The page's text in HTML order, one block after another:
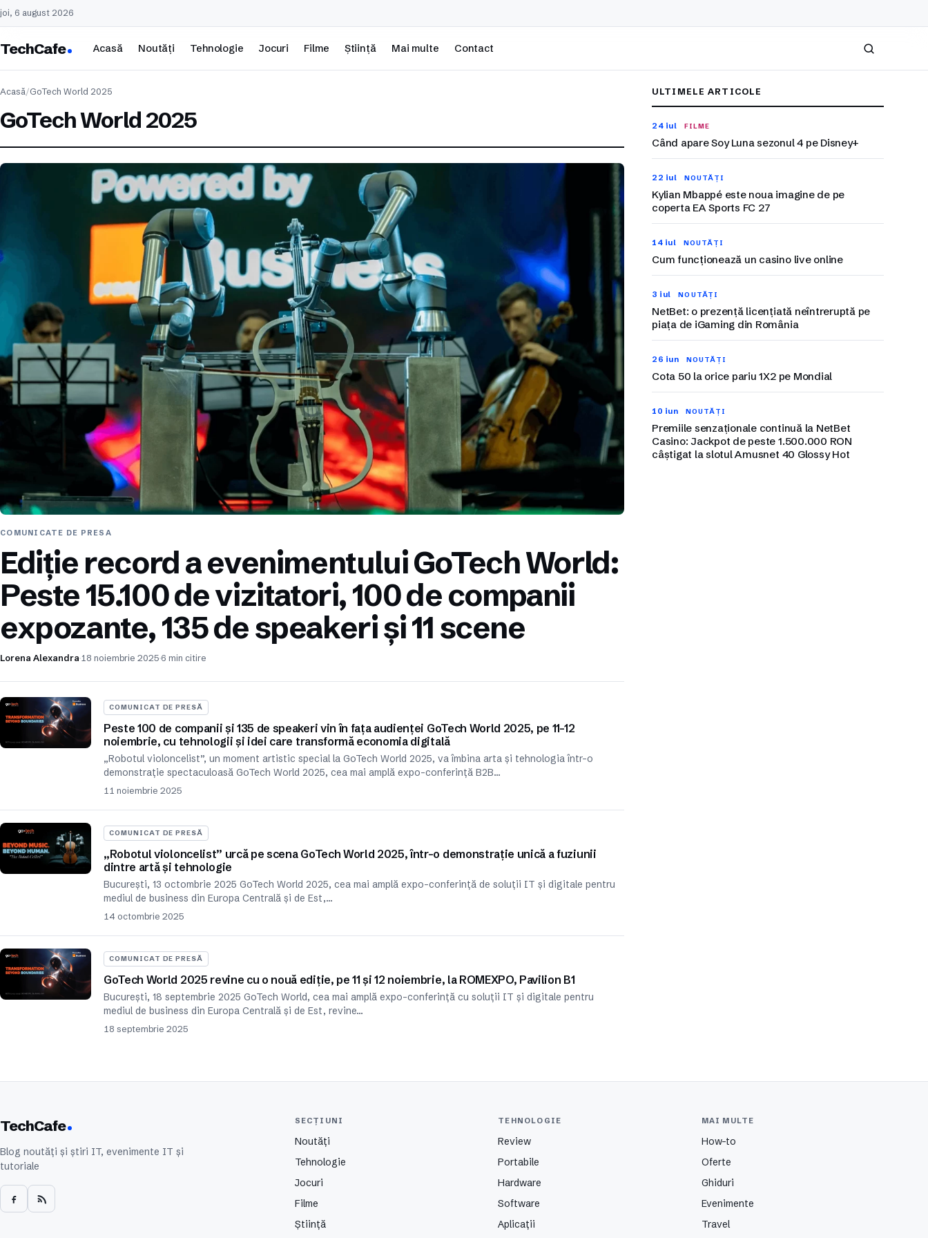
joi, 6 august 2026
TechCafe Acasă Noutăți Tehnologie Jocuri Filme Știință Mai multe Contact
Caută
Acasă/GoTech World 2025
GoTech World 2025
COMUNICATE DE PRESA
Ediție record a evenimentului GoTech World:
Peste 15.100 de vizitatori, 100 de companii
expozante, 135 de speakeri și 11 scene
Lorena Alexandra 18 noiembrie 2025 6 min citire
COMUNICAT DE PRESĂ
Peste 100 de companii și 135 de speakeri vin în fața audienței GoTech World 2025, pe 11–12
noiembrie, cu tehnologii și idei care transformă economia digitală
„Robotul violoncelist”, un moment artistic special la GoTech World 2025, va îmbina arta și tehnologia într-o
demonstrație spectaculoasă GoTech World 2025, cea mai amplă expo-conferință B2B…
11 noiembrie 2025
COMUNICAT DE PRESĂ
„Robotul violoncelist” urcă pe scena GoTech World 2025, într-o demonstrație unică a fuziunii
dintre artă și tehnologie
București, 13 octombrie 2025 GoTech World 2025, cea mai amplă expo-conferință de soluții IT și digitale pentru
mediul de business din Europa Centrală și de Est,…
14 octombrie 2025
COMUNICAT DE PRESĂ
GoTech World 2025 revine cu o nouă ediție, pe 11 și 12 noiembrie, la ROMEXPO, Pavilion B1
București, 18 septembrie 2025 GoTech World, cea mai amplă expo-conferință cu soluții IT și digitale pentru
mediul de business din Europa Centrală și de Est, revine…
18 septembrie 2025
ULTIMELE ARTICOLE
24 iul FILME
Când apare Soy Luna sezonul 4 pe Disney+
22 iul NOUTĂȚI
Kylian Mbappé este noua imagine de pe
coperta EA Sports FC 27
14 iul NOUTĂȚI
Cum funcționează un casino live online
3 iul NOUTĂȚI
NetBet: o prezență licențiată neîntreruptă pe
piața de iGaming din România
26 iun NOUTĂȚI
Cota 50 la orice pariu 1X2 pe Mondial
10 iun NOUTĂȚI
Premiile senzaționale continuă la NetBet
Casino: Jackpot de peste 1.500.000 RON
câștigat la slotul Amusnet 40 Glossy Hot
TechCafe
Blog noutăți și știri IT, evenimente IT și
tutoriale
SECȚIUNI
Noutăți
Tehnologie
Jocuri
Filme
Știință
TEHNOLOGIE
Review
Portabile
Hardware
Software
Aplicații
MAI MULTE
How-to
Oferte
Ghiduri
Evenimente
Travel